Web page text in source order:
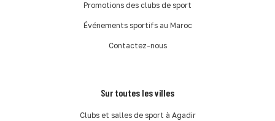
Promotions des clubs de sport
Événements sportifs au Maroc
Contactez-nous
Sur toutes les villes
Clubs et salles de sport à Agadir